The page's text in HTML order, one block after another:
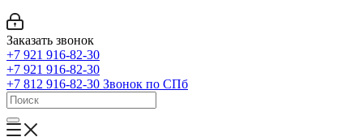
Заказать звонок
+7 921 916-82-30
+7 921 916-82-30
+7 812 916-82-30 Звонок по СПб